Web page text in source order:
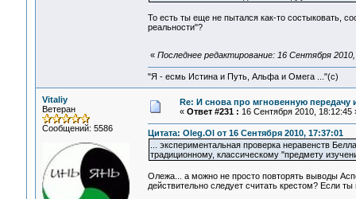
То есть ты еще не пытался как-то состыковать,
реальности"?
« Последнее редактирование: 16 Сентября
"Я - есмь Истина и Путь, Альфа и Омега ..."(с)
Vitaliy
Ветеран
Сообщений: 5586
Re: И снова про мгновенную
« Ответ #231 : 16 Сентября 2010, 18:12:45
Цитата: Oleg.Ol от 16 Сентября 2010, 17:37:01
... экспериментальная проверка неравенств
традиционному, классическому "предмету
Олежа... а можно не просто повторять выводы
действительно следует считать крестом? Если